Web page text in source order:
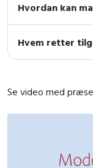
Hvordan kan
Hvem retter
Se video med